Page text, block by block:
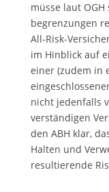
müsse laut
begrenzungen
All-Risk-
im Hinblick auf
einer (zudem in
nicht jedenfalls
verständigen
den ABH klar,
Halten und
resultierende